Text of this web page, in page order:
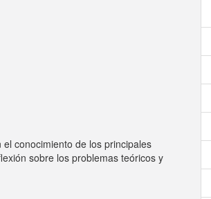
conocimiento de los principales
sobre los problemas teóricos y